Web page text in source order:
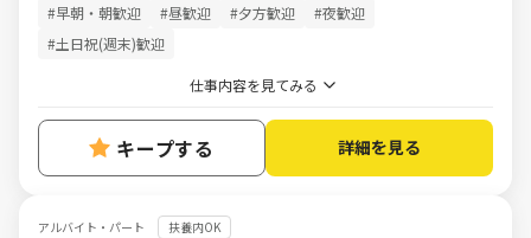
#早朝・朝歓迎 #昼歓迎 #夕方歓迎
#夜歓迎
#土日祝(週末)歓迎
仕事内容を見てみる
キープする 詳細を見る
アルバイト・パート 扶養内OK